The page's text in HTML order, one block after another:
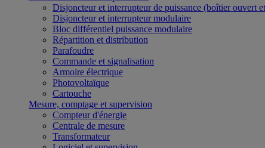
Disjoncteur et interrupteur de puissance (boîtier ouvert
Disjoncteur et interrupteur modulaire
Bloc différentiel puissance modulaire
Répartition et distribution
Parafoudre
Commande et signalisation
Armoire électrique
Photovoltaïque
Cartouche
Mesure, comptage et supervision
Compteur d'énergie
Centrale de mesure
Transformateur